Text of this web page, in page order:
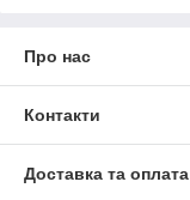
Про нас
Контакти
Доставка та оплата